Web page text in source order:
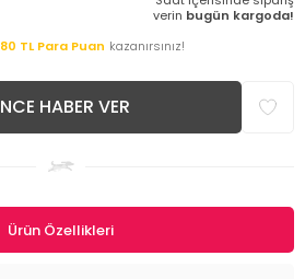
verin bugün kargoda!
TL Para Puan kazanırsınız!
HABER VER
Ürün Özellikleri